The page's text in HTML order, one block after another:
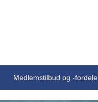
Medlemstilbud og -fordele